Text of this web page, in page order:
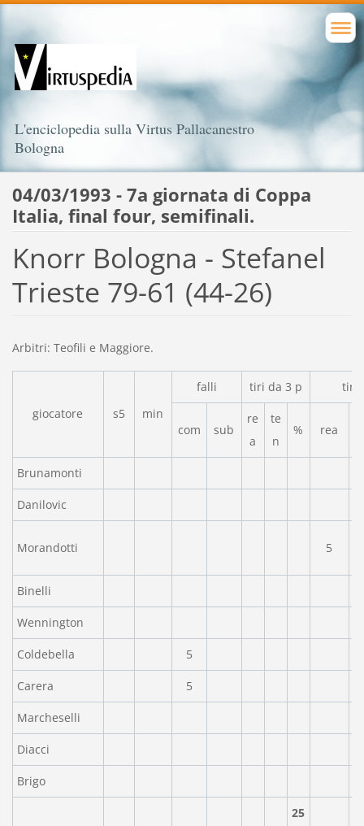
L'enciclopedia sulla Virtus Pallacanestro
Bologna
04/03/1993 - 7a giornata di Coppa
Italia, final four, semifinali.
Knorr Bologna - Stefanel
Trieste 79-61 (44-26)
Arbitri: Teofili e Maggiore.
giocatore s5 min
falli tiri da 3 p tiri
com sub
re
a
te
n
% rea
Brunamonti
Danilovic
Morandotti 5
Binelli
Wennington
Coldebella 5
Carera 5
Marcheselli
Diacci
Brigo
25